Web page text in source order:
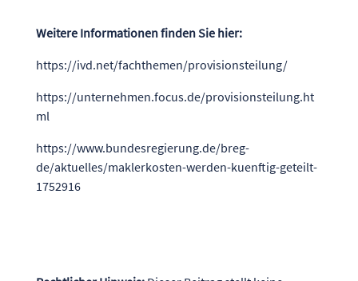
Weitere Informationen finden Sie hier:
https://ivd.net/fachthemen/provisionsteilung/
https://unternehmen.focus.de/provisionsteilung.ht
ml
https://www.bundesregierung.de/breg-
de/aktuelles/maklerkosten-werden-kuenftig-geteilt-
1752916